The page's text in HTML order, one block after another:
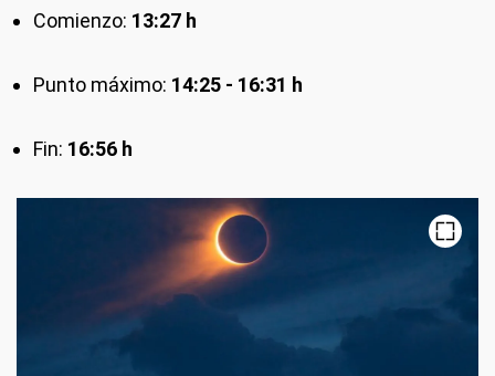
Comienzo: 13:27 h
Punto máximo: 14:25 - 16:31 h
Fin: 16:56 h